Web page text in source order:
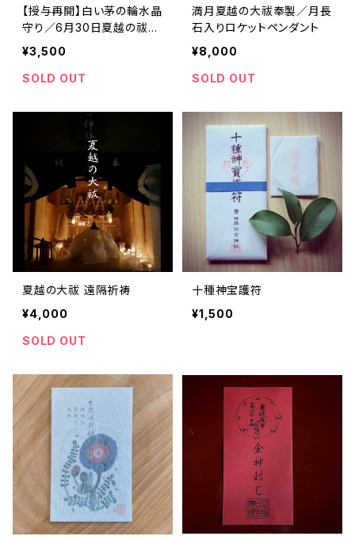
【授与再開】白い茅の輪水晶
守り／6月30日夏越の祓奉
製
¥3,500
SOLD OUT
満月夏越の大祓奉製／月長
石入りロケットペンダント
¥8,000
SOLD OUT
夏越の大祓 遠隔祈祷
¥4,000
SOLD OUT
十種神宝護符
¥1,500